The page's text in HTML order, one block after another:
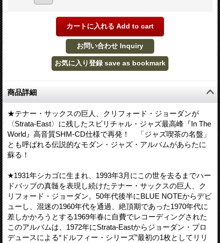
商品詳細
★テナー・サックスの巨人、クリフォード・ジョーダンが
〈Strata-East〉に残したスピリチャル・ジャズ最高峰『In The
World』高音質SHM-CD仕様で再発！ 「ジャズ喫茶の名盤」
とも呼ばれる伝説的なモダン・ジャズ・アルバムがあらたに
蘇る！
★1931年シカゴに生まれ、1993年3月にこの世を去るまでハー
ドバップの真髄を表現し続けたテナー・サックスの巨人、ク
リフォード・ジョーダン。50年代後半にBLUE NOTEからデビ
ューし、混迷の1960年代を通過、絶頂期であった1970年代に
差しかかろうとする1969年春に自費でレコーディングされた
このアルバムは、1972年にStrata-Eastからジョーダン・プロ
デュースによる“ドルフィー・シリーズ”最初の1枚としてリリ